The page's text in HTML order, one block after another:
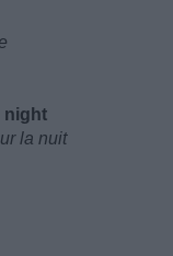
night
la nuit